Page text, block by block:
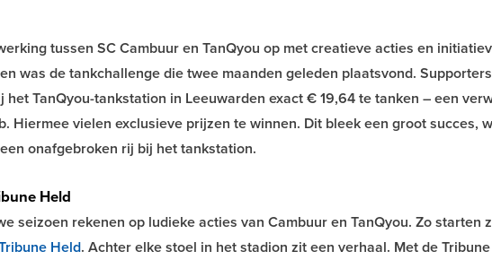
tussen SC Cambuur en TanQyou op met creatieve acties en
was de tankchallenge die twee maanden geleden plaatsvond.
TanQyou-tankstation in Leeuwarden exact € 19,64 te tanken – een
Hiermee vielen exclusieve prijzen te winnen. Dit bleek een groot succes,
onafgebroken rij bij het tankstation.
Held
seizoen rekenen op ludieke acties van Cambuur en TanQyou. Zo starten
Held. Achter elke stoel in het stadion zit een verhaal. Met de